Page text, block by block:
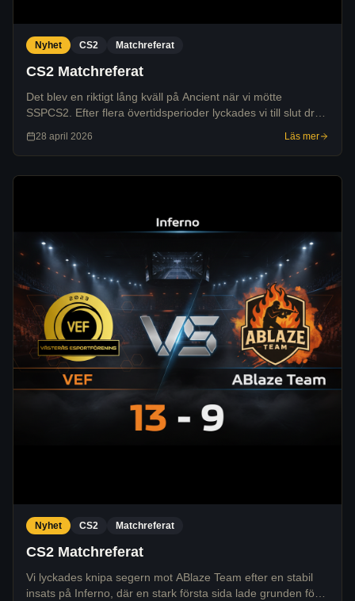
Nyhet CS2 Matchreferat
CS2 Matchreferat
Det blev en riktigt lång kväll på Ancient när vi mötte
SSPCS2. Efter flera övertidsperioder lyckades vi till slut dra
det längsta strået och vinna med 25-22.
28 april 2026 Läs mer
Nyhet CS2 Matchreferat
CS2 Matchreferat
Vi lyckades knipa segern mot ABlaze Team efter en stabil
insats på Inferno, där en stark första sida lade grunden för